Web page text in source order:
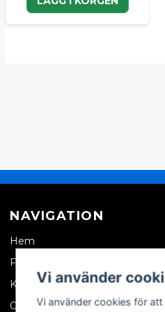
NAVIGATION
Hem
Företagskund
Kontakta oss
Om oss
Vi använder
Vi använder cookies för